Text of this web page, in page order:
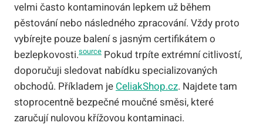
velmi často kontaminován lepkem už během
pěstování nebo následného zpracování. Vždy proto
vybírejte pouze balení s jasným certifikátem o
bezlepkovosti.source Pokud trpíte extrémní citlivostí,
doporučuji sledovat nabídku specializovaných
obchodů. Příkladem je CeliakShop.cz. Najdete tam
stoprocentně bezpečné moučné směsi, které
zaručují nulovou křížovou kontaminaci.